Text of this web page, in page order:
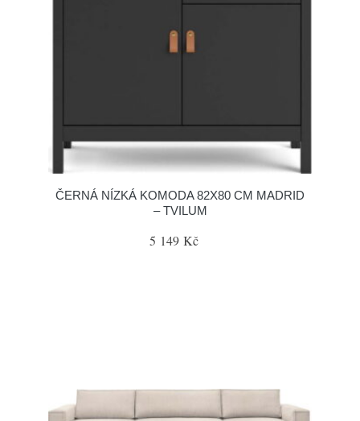
ČERNÁ NÍZKÁ KOMODA 82X80 CM MADRID
– TVILUM
5 149 Kč